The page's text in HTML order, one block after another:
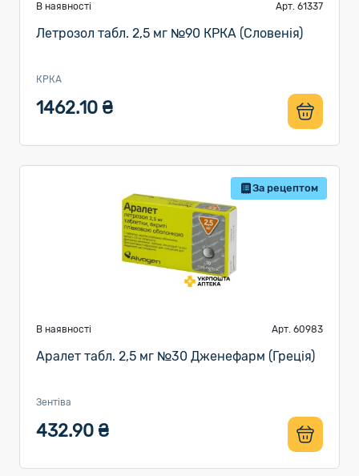
В наявності Арт. 61337
Летрозол табл. 2,5 мг №90 КРКА (Словенія)
КРКА
1462.10 ₴
За рецептом
В наявності Арт. 60983
Аралет табл. 2,5 мг №30 Дженефарм (Греція)
Зентіва
432.90 ₴